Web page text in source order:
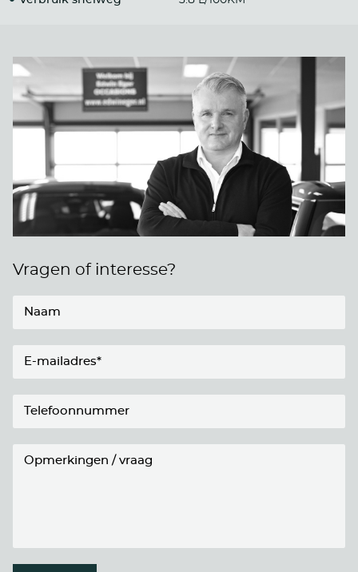
Vragen of interesse?